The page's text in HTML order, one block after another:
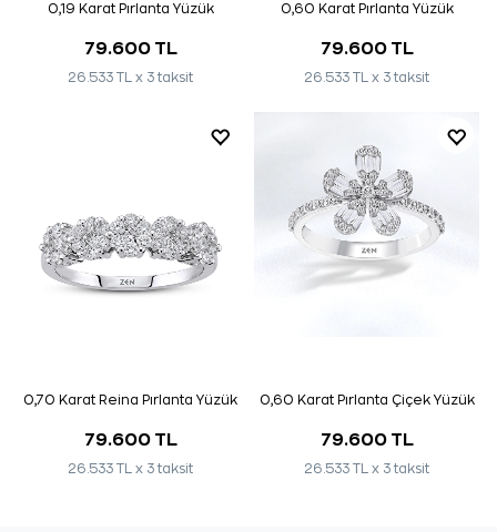
0,19 Karat Pırlanta Yüzük
79.600 TL
26.533 TL x 3 taksit
0,60 Karat Pırlanta Yüzük
79.600 TL
26.533 TL x 3 taksit
0,70 Karat Reina Pırlanta Yüzük
79.600 TL
26.533 TL x 3 taksit
0,60 Karat Pırlanta Çiçek Yüzük
79.600 TL
26.533 TL x 3 taksit